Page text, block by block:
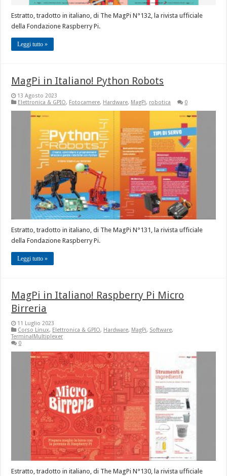
Estratto, tradotto in italiano, di The MagPi N°132, la rivista ufficiale
della Fondazione Raspberry Pi.
Leggi tutto »
MagPi in Italiano! Python Robots
13 Agosto 2023
Elettronica & GPIO, Fotocamere, Hardware, MagPi, robotica 0
Estratto, tradotto in italiano, di The MagPi N°131, la rivista ufficiale
della Fondazione Raspberry Pi.
Leggi tutto »
MagPi in Italiano! Raspberry Pi Micro
Birreria
11 Luglio 2023
Corso Linux, Elettronica & GPIO, Hardware, MagPi, Software,
TerminalMultiplexer
0
Estratto, tradotto in italiano, di The MagPi N°130, la rivista ufficiale